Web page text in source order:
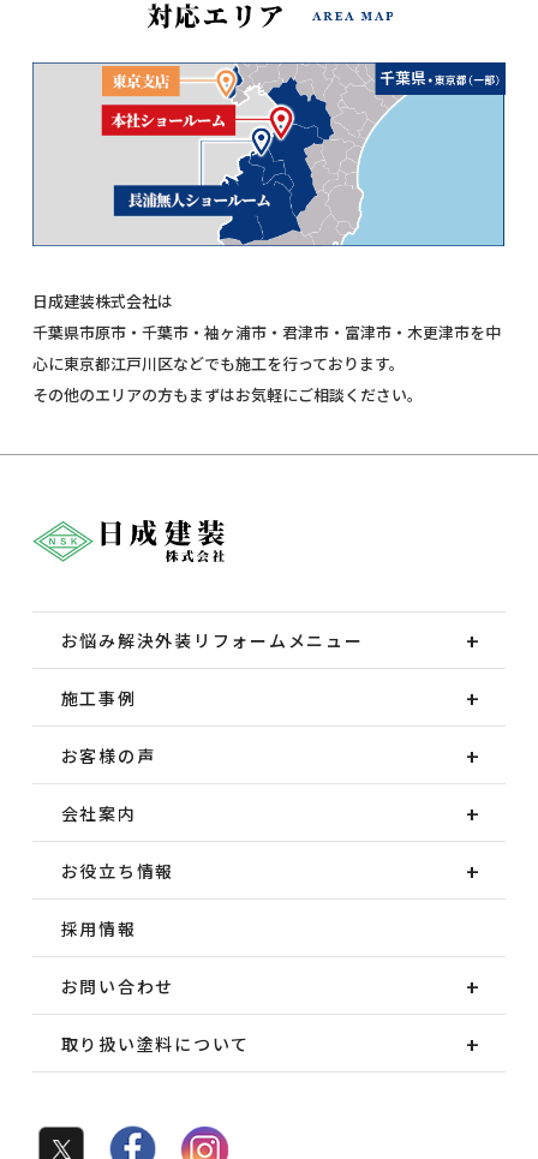
日成建装株式会社は
千葉県市原市・千葉市・袖ヶ浦市・君津市・富津市・木更津市を中
心に東京都江戸川区などでも施工を行っております。
その他のエリアの方もまずはお気軽にご相談ください。
お悩み解決外装 リフォームメニュー
施工事例
お客様の声
会社案内
お役立ち情報
採用情報
お問い合わせ
取り扱い塗料について